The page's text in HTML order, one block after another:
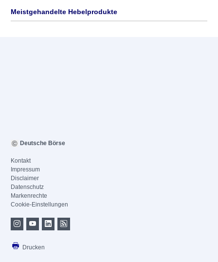
Meistgehandelte Hebelprodukte
Deutsche Börse
Kontakt
Impressum
Disclaimer
Datenschutz
Markenrechte
Cookie-Einstellungen
Drucken